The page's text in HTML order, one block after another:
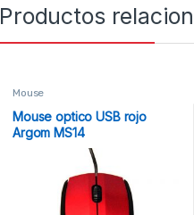
Productos
Mouse
Mouse optico USB rojo
Argom MS14